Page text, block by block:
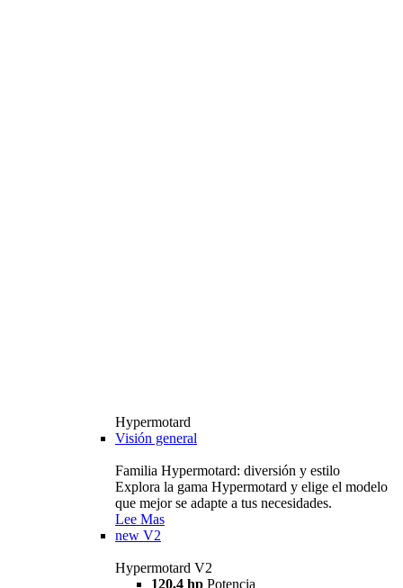
Hypermotard
Visión general
Familia Hypermotard: diversión y estilo
Explora la gama Hypermotard y elige el modelo
que mejor se adapte a tus necesidades.
Lee Mas
new V2
Hypermotard V2
120,4 hp Potencia